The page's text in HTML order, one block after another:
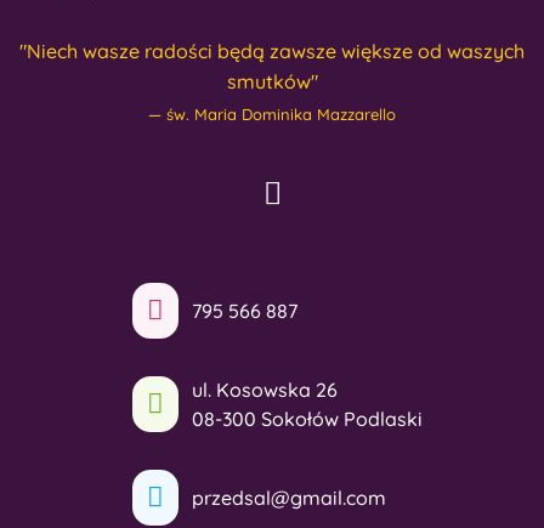
"Niech wasze radości będą zawsze większe od waszych
smutków"
św. Maria Dominika Mazzarello
795 566 887
ul. Kosowska 26
08-300 Sokołów Podlaski
przedsal@gmail.com